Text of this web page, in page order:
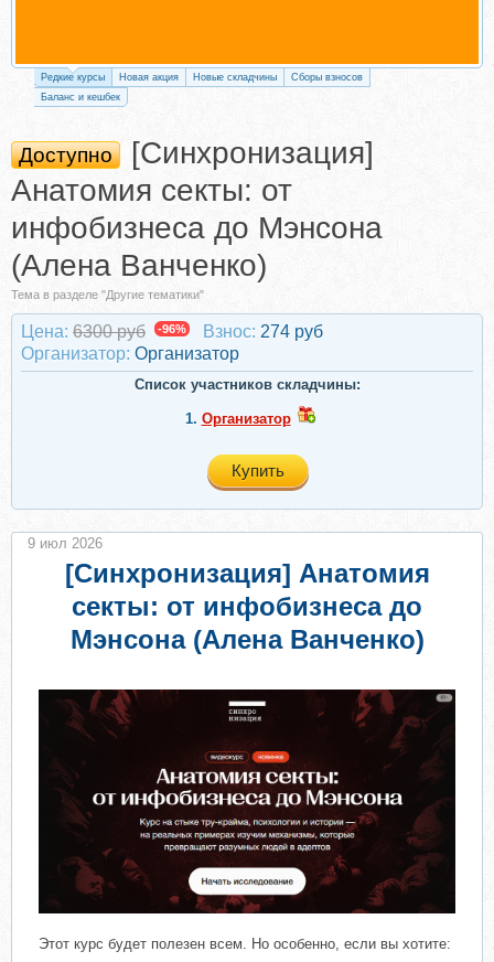
Редкие курсы Новая акция Новые складчины
Сборы взносов
Баланс и кешбек
Доступно
[Синхронизация]
Анатомия секты: от
инфобизнеса до Мэнсона
(Алена Ванченко)
Тема в разделе "Другие тематики"
Цена: 6300 руб -96% Взнос: 274 руб
Организатор: Организатор
Список участников складчины:
1. Организатор
Купить
[Синхронизация] Анатомия
секты: от инфобизнеса до
Мэнсона (Алена Ванченко)
Этот курс будет полезен всем. Но особенно, если вы хотите:
9 июл 2026